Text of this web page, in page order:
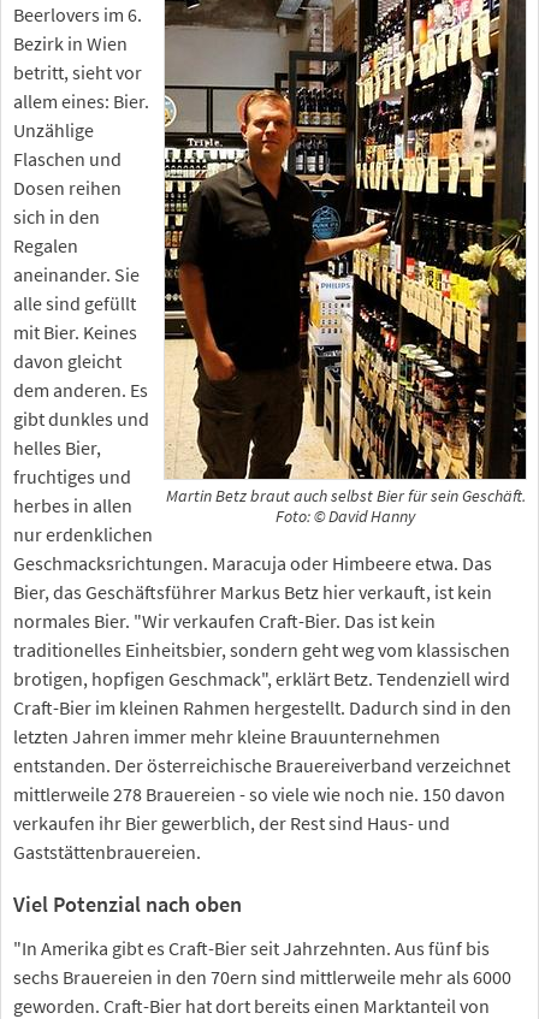
Martin Betz braut auch selbst Bier für sein Geschäft.
Foto: © David Hanny
Beerlovers im 6.
Bezirk in Wien
betritt, sieht vor
allem eines: Bier.
Unzählige
Flaschen und
Dosen reihen
sich in den
Regalen
aneinander. Sie
alle sind gefüllt
mit Bier. Keines
davon gleicht
dem anderen. Es
gibt dunkles und
helles Bier,
fruchtiges und
herbes in allen
nur erdenklichen
Geschmacksrichtungen. Maracuja oder Himbeere etwa. Das
Bier, das Geschäftsführer Markus Betz hier verkauft, ist kein
normales Bier. "Wir verkaufen Craft-Bier. Das ist kein
traditionelles Einheitsbier, sondern geht weg vom klassischen
brotigen, hopfigen Geschmack", erklärt Betz. Tendenziell wird
Craft-Bier im kleinen Rahmen hergestellt. Dadurch sind in den
letzten Jahren immer mehr kleine Brauunternehmen
entstanden. Der österreichische Brauereiverband verzeichnet
mittlerweile 278 Brauereien - so viele wie noch nie. 150 davon
verkaufen ihr Bier gewerblich, der Rest sind Haus- und
Gaststättenbrauereien.
Viel Potenzial nach oben
"In Amerika gibt es Craft-Bier seit Jahrzehnten. Aus fünf bis
sechs Brauereien in den 70ern sind mittlerweile mehr als 6000
geworden. Craft-Bier hat dort bereits einen Marktanteil von